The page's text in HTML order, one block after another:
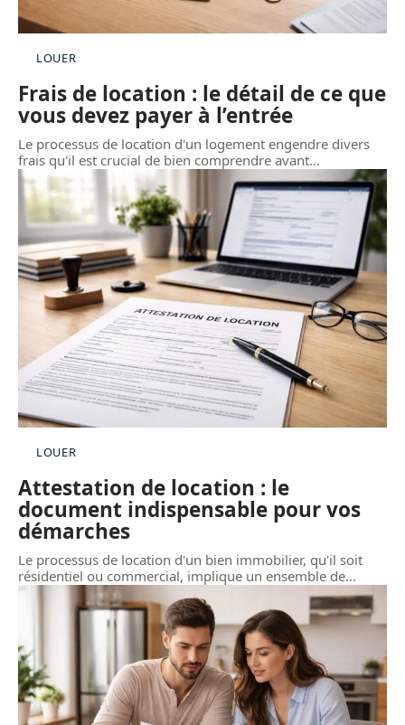
LOUER
Frais de location : le détail de ce que
vous devez payer à l’entrée
Le processus de location d'un logement engendre divers
frais qu'il est crucial de bien comprendre avant…
LOUER
Attestation de location : le
document indispensable pour vos
démarches
Le processus de location d'un bien immobilier, qu'il soit
résidentiel ou commercial, implique un ensemble de…